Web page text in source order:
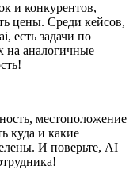
и конкурентов,
цены. Среди кейсов,
есть задачи по
на аналогичные
местоположение
куда и какие
И поверьте, AI